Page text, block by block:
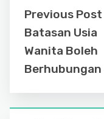
b
o
o
k
r
A
p
p
Previous Post
Batasan Usia
Wanita Boleh
Berhubungan